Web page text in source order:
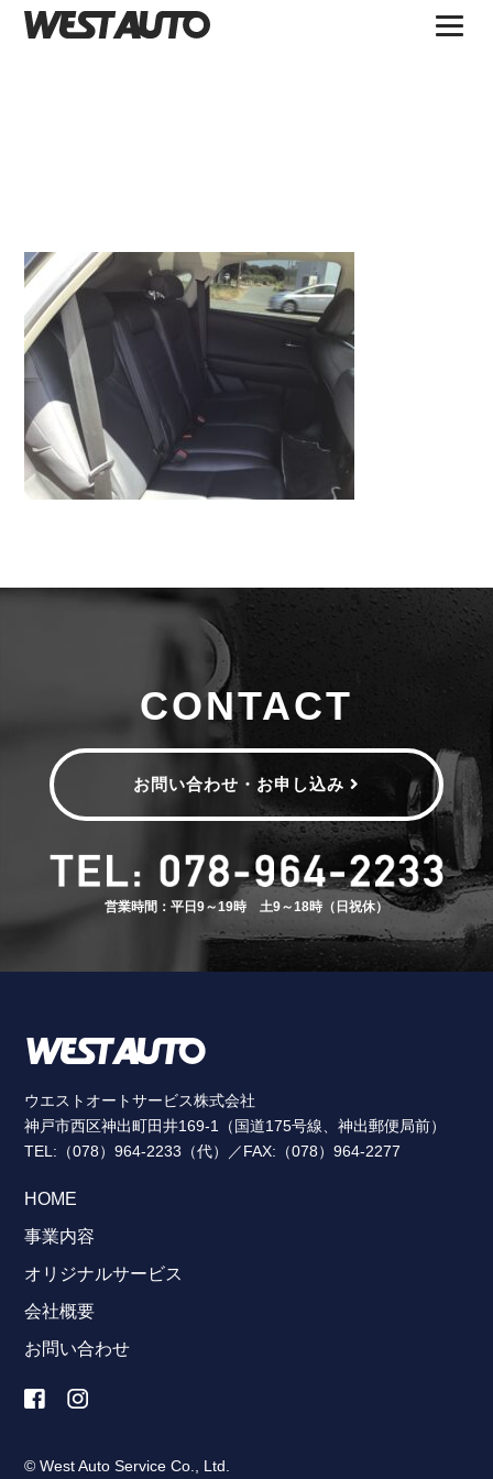
CONTACT
お問い合わせ・お申し込み
営業時間：平日9～19時 土9～18時（日祝休）
ウエストオートサービス株式会社
神戸市西区神出町田井169-1（国道175号線、神出郵便局前）
TEL:（078）964-2233（代）／FAX:（078）964-2277
HOME
事業内容
オリジナルサービス
会社概要
お問い合わせ
© West Auto Service Co., Ltd.